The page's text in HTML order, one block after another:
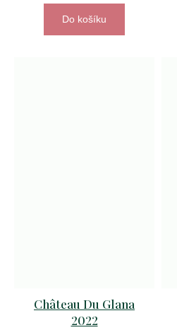
Do košíku
Château Du Glana
2022